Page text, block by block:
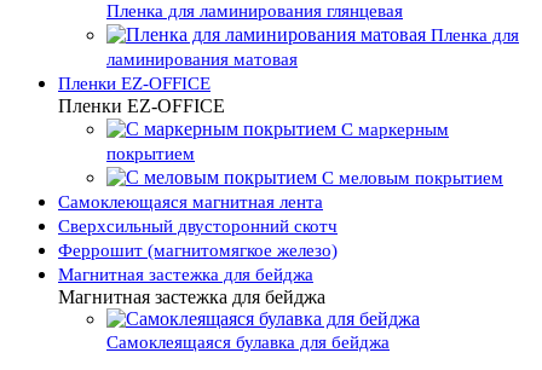
Пленка для ламинирования глянцевая
Пленка для
ламинирования матовая
Пленки EZ-OFFICE
Пленки EZ-OFFICE
С маркерным
покрытием
С меловым покрытием
Самоклеющаяся магнитная лента
Сверхсильный двусторонний скотч
Феррошит (магнитомягкое железо)
Магнитная застежка для бейджа
Магнитная застежка для бейджа
Самоклеящаяся булавка для бейджа